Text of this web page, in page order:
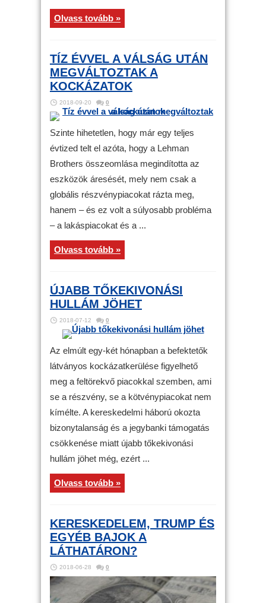
Olvass tovább »
TÍZ ÉVVEL A VÁLSÁG UTÁN
MEGVÁLTOZTAK A
KOCKÁZATOK
2018-09-20 0
Szinte hihetetlen, hogy már egy teljes
évtized telt el azóta, hogy a Lehman
Brothers összeomlása megindította az
eszközök áresését, mely nem csak a
globális részvénypiacokat rázta meg,
hanem – és ez volt a súlyosabb probléma
– a lakáspiacokat és a ...
Olvass tovább »
ÚJABB TŐKEKIVONÁSI
HULLÁM JÖHET
2018-07-12 0
Az elmúlt egy-két hónapban a befektetők
látványos kockázatkerülése figyelhető
meg a feltörekvő piacokkal szemben, ami
se a részvény, se a kötvénypiacokat nem
kímélte. A kereskedelmi háború okozta
bizonytalanság és a jegybanki támogatás
csökkenése miatt újabb tőkekivonási
hullám jöhet még, ezért ...
Olvass tovább »
KERESKEDELEM, TRUMP ÉS
EGYÉB BAJOK A
LÁTHATÁRON?
2018-06-28 0